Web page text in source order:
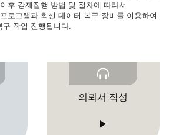
후 강제집행 방법 및 절차에 따라서
로그램과 최신 데이터 복구 장비를 이용하여
구 작업 진행됩니다.
의뢰서 작성
▶